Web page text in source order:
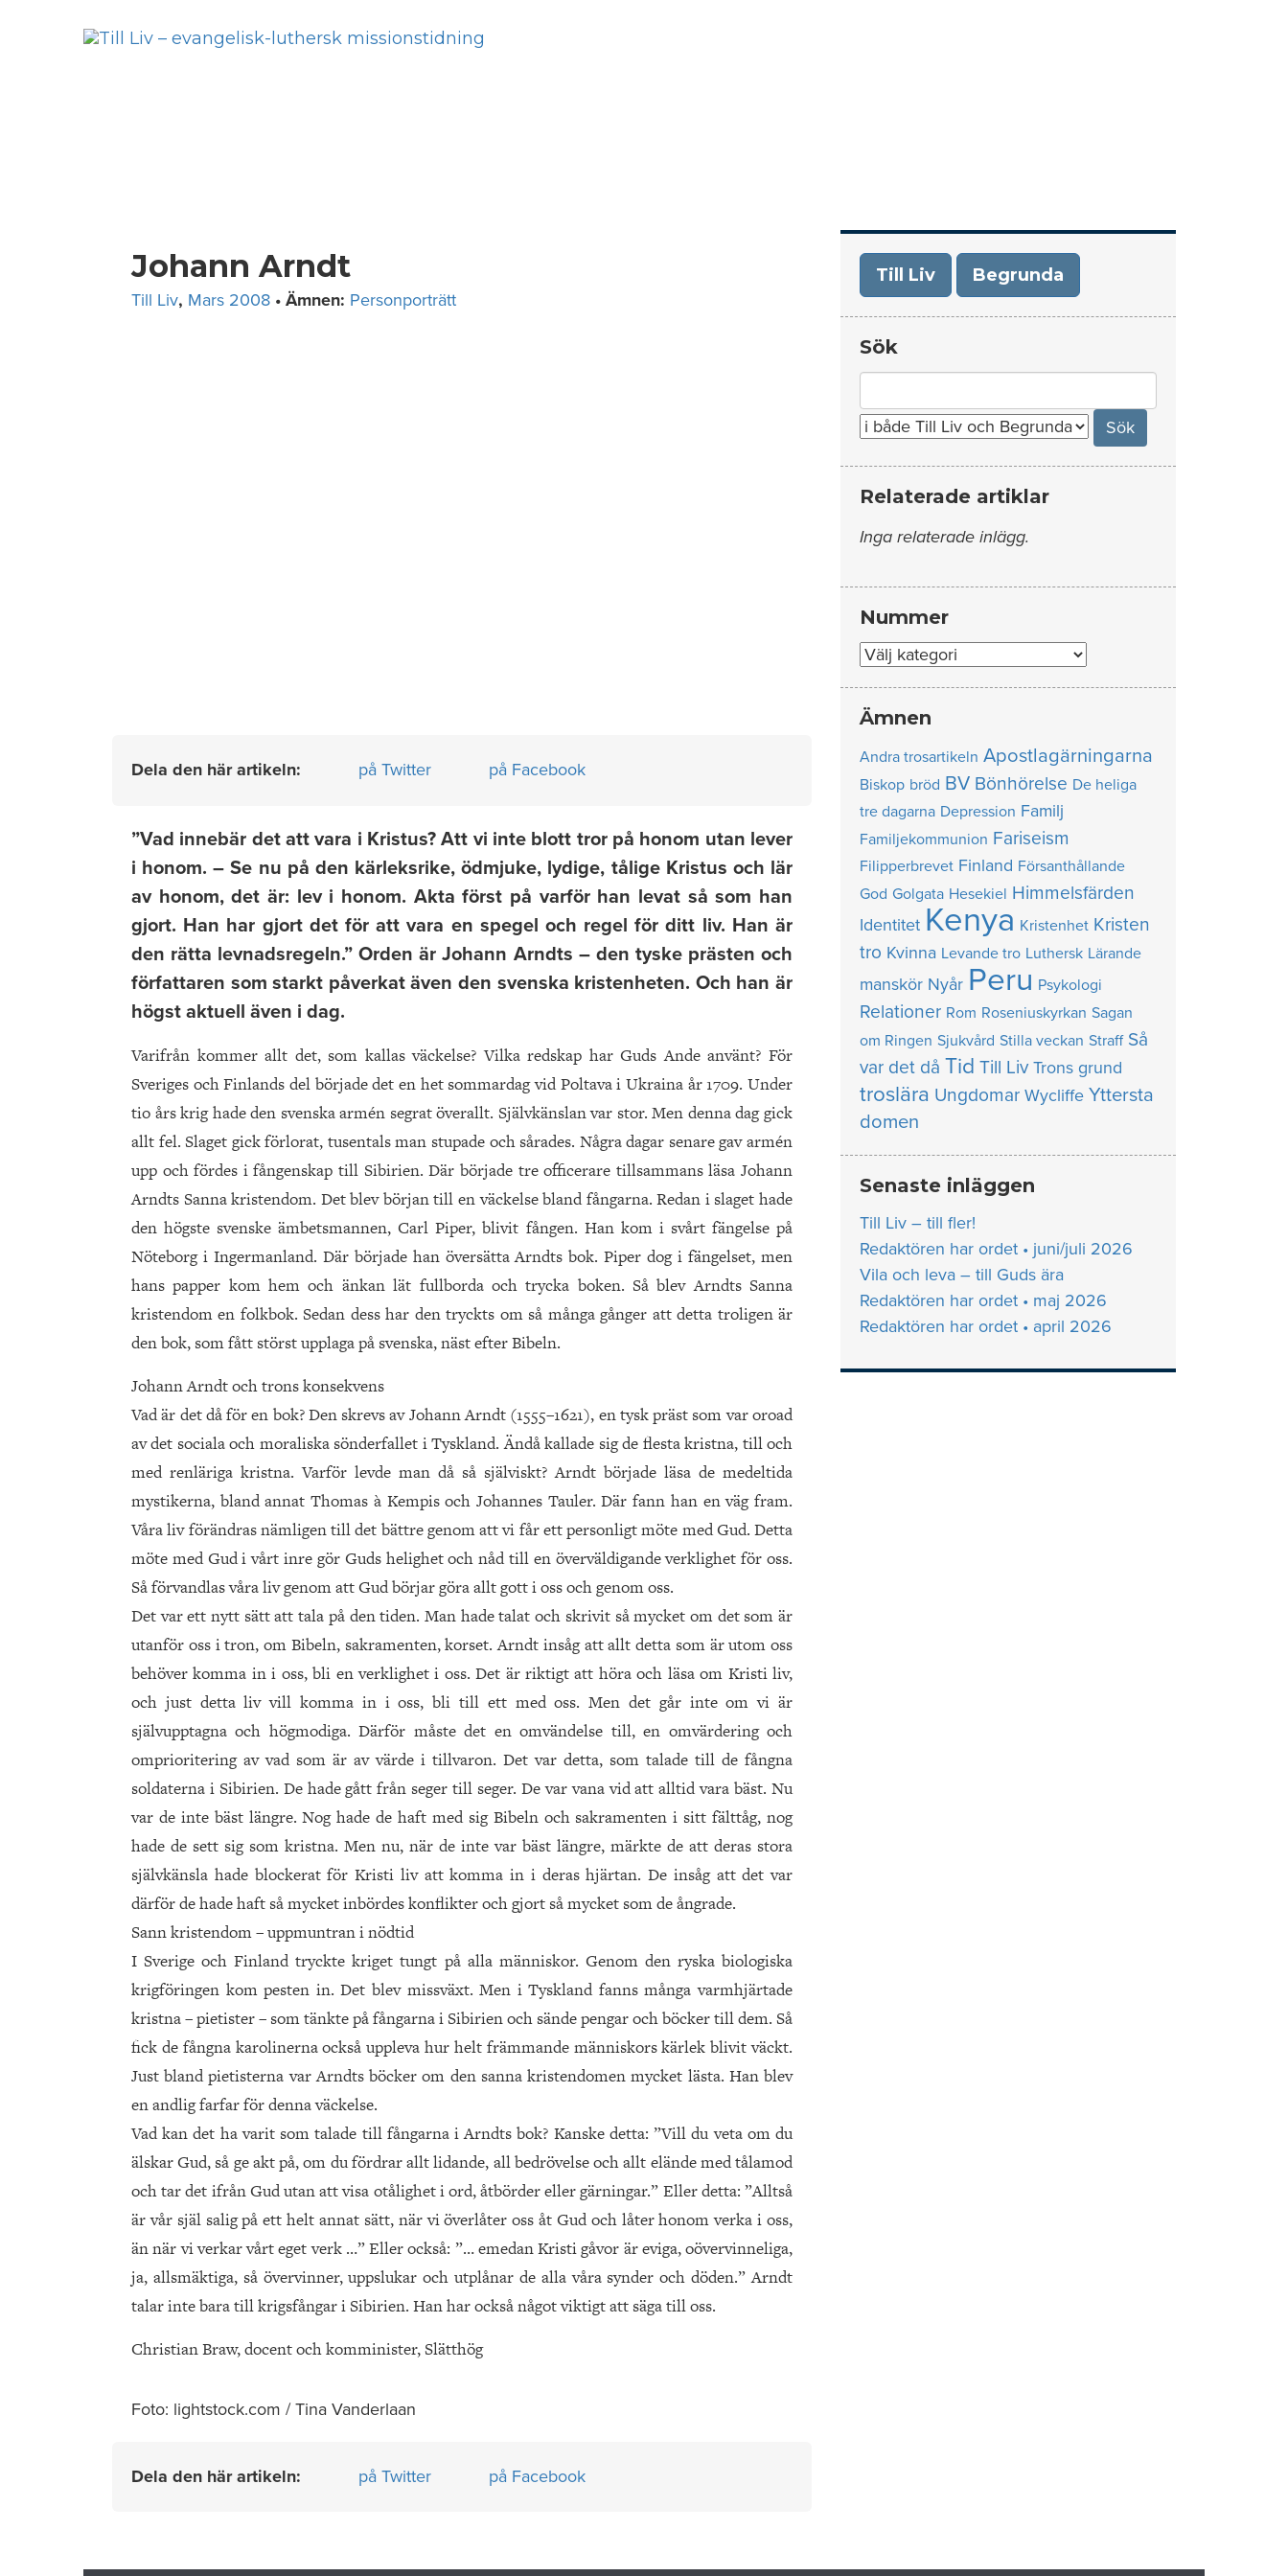
Johann Arndt
Till Liv, Mars 2008 • Ämnen: Personporträtt
Dela den här artikeln: på Twitter på Facebook
”Vad innebär det att vara i Kristus? Att vi inte blott tror på honom utan lever
i honom. – Se nu på den kärleksrike, ödmjuke, lydige, tålige Kristus och lär
av honom, det är: lev i honom. Akta först på varför han levat så som han
gjort. Han har gjort det för att vara en spegel och regel för ditt liv. Han är
den rätta levnadsregeln.” Orden är Johann Arndts – den tyske prästen och
författaren som starkt påverkat även den svenska kristenheten. Och han är
högst aktuell även i dag.
Varifrån kommer allt det, som kallas väckelse? Vilka redskap har Guds Ande använt? För
Sveriges och Finlands del började det en het sommardag vid Poltava i Ukraina år 1709. Under
tio års krig hade den svenska armén segrat överallt. Självkänslan var stor. Men denna dag gick
allt fel. Slaget gick förlorat, tusentals man stupade och sårades. Några dagar senare gav armén
upp och fördes i fångenskap till Sibirien. Där började tre officerare tillsammans läsa Johann
Arndts Sanna kristendom. Det blev början till en väckelse bland fångarna. Redan i slaget hade
den högste svenske ämbetsmannen, Carl Piper, blivit fången. Han kom i svårt fängelse på
Nöteborg i Ingermanland. Där började han översätta Arndts bok. Piper dog i fängelset, men
hans papper kom hem och änkan lät fullborda och trycka boken. Så blev Arndts Sanna
kristendom en folkbok. Sedan dess har den tryckts om så många gånger att detta troligen är
den bok, som fått störst upplaga på svenska, näst efter Bibeln.
Johann Arndt och trons konsekvens
Vad är det då för en bok? Den skrevs av Johann Arndt (1555–1621), en tysk präst som var oroad
av det sociala och moraliska sönderfallet i Tyskland. Ändå kallade sig de flesta kristna, till och
med renläriga kristna. Varför levde man då så själviskt? Arndt började läsa de medeltida
mystikerna, bland annat Thomas à Kempis och Johannes Tauler. Där fann han en väg fram.
Våra liv förändras nämligen till det bättre genom att vi får ett personligt möte med Gud. Detta
möte med Gud i vårt inre gör Guds helighet och nåd till en överväldigande verklighet för oss.
Så förvandlas våra liv genom att Gud börjar göra allt gott i oss och genom oss.
Det var ett nytt sätt att tala på den tiden. Man hade talat och skrivit så mycket om det som är
utanför oss i tron, om Bibeln, sakramenten, korset. Arndt insåg att allt detta som är utom oss
behöver komma in i oss, bli en verklighet i oss. Det är riktigt att höra och läsa om Kristi liv,
och just detta liv vill komma in i oss, bli till ett med oss. Men det går inte om vi är
självupptagna och högmodiga. Därför måste det en omvändelse till, en omvärdering och
omprioritering av vad som är av värde i tillvaron. Det var detta, som talade till de fångna
soldaterna i Sibirien. De hade gått från seger till seger. De var vana vid att alltid vara bäst. Nu
var de inte bäst längre. Nog hade de haft med sig Bibeln och sakramenten i sitt fälttåg, nog
hade de sett sig som kristna. Men nu, när de inte var bäst längre, märkte de att deras stora
självkänsla hade blockerat för Kristi liv att komma in i deras hjärtan. De insåg att det var
därför de hade haft så mycket inbördes konflikter och gjort så mycket som de ångrade.
Sann kristendom – uppmuntran i nödtid
I Sverige och Finland tryckte kriget tungt på alla människor. Genom den ryska biologiska
krigföringen kom pesten in. Det blev missväxt. Men i Tyskland fanns många varmhjärtade
kristna – pietister – som tänkte på fångarna i Sibirien och sände pengar och böcker till dem. Så
fick de fångna karolinerna också uppleva hur helt främmande människors kärlek blivit väckt.
Just bland pietisterna var Arndts böcker om den sanna kristendomen mycket lästa. Han blev
en andlig farfar för denna väckelse.
Vad kan det ha varit som talade till fångarna i Arndts bok? Kanske detta: ”Vill du veta om du
älskar Gud, så ge akt på, om du fördrar allt lidande, all bedrövelse och allt elände med tålamod
och tar det ifrån Gud utan att visa otålighet i ord, åtbörder eller gärningar.” Eller detta: ”Alltså
är vår själ salig på ett helt annat sätt, när vi överlåter oss åt Gud och låter honom verka i oss,
än när vi verkar vårt eget verk …” Eller också: ”… emedan Kristi gåvor är eviga, oövervinneliga,
ja, allsmäktiga, så övervinner, uppslukar och utplånar de alla våra synder och döden.” Arndt
talar inte bara till krigsfångar i Sibirien. Han har också något viktigt att säga till oss.
Christian Braw, docent och komminister, Slätthög
Foto: lightstock.com / Tina Vanderlaan
Dela den här artikeln: på Twitter på Facebook
Till Liv Begrunda
Sök
for:
Relaterade artiklar
Inga relaterade inlägg.
Nummer
Nummer
Ämnen
Andra trosartikeln Apostlagärningarna
Biskop bröd BV Bönhörelse De heliga
tre dagarna Depression Familj
Familjekommunion Fariseism
Filipperbrevet Finland Försanthållande
God Golgata Hesekiel Himmelsfärden
Identitet Kenya Kristenhet Kristen
tro Kvinna Levande tro Luthersk Lärande
manskör Nyår Peru Psykologi
Relationer Rom Roseniuskyrkan Sagan
om Ringen Sjukvård Stilla veckan Straff Så
var det då Tid Till Liv Trons grund
troslära Ungdomar Wycliffe Yttersta
domen
Senaste inläggen
Till Liv – till fler!
Redaktören har ordet • juni/juli 2026
Vila och leva – till Guds ära
Redaktören har ordet • maj 2026
Redaktören har ordet • april 2026